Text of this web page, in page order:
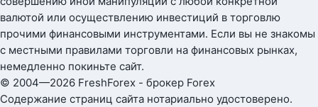
валютой или осуществлению инвестиций в торговлю
прочими финансовыми инструментами. Если вы не знакомы
с местными правилами торговли на финансовых рынках,
немедленно покиньте сайт.
© 2004—2026 FreshForex - брокер Forex
Содержание страниц сайта нотариально удостоверено.